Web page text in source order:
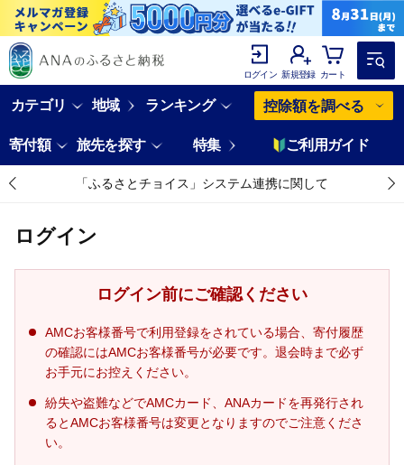
ログイン 新規登録 カート
カテゴリ 地域 ランキング 控除額を調べる
寄付額 旅先を探す 特集 ご利用ガイド
「ふるさとチョイス」システム連携に関して
ログイン
ログイン前にご確認ください
AMCお客様番号で利用登録をされている場合、寄付履歴
の確認にはAMCお客様番号が必要です。退会時まで必ず
お手元にお控えください。
紛失や盗難などでAMCカード、ANAカードを再発行され
るとAMCお客様番号は変更となりますのでご注意くださ
い。